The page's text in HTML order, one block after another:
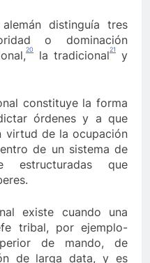
distinguía tres
o dominación
20 la tradicional21
y
constituye la forma
órdenes y a que
virtud de la ocupación
de un sistema de
estructuradas que
existe cuando una
tribal, por ejemplo-
de mando, de
de larga data, y es